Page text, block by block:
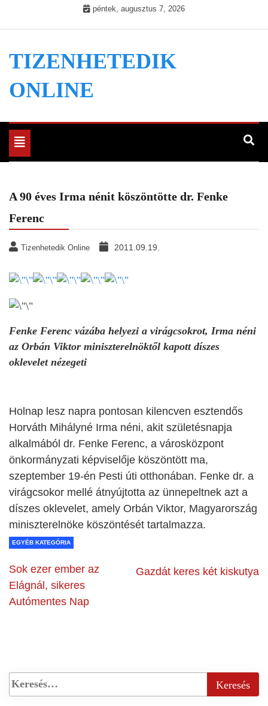
péntek, augusztus 7, 2026
TIZENHETEDIK
ONLINE
Toggle
navigation
A 90 éves Irma nénit köszöntötte dr. Fenke
Ferenc
Tizenhetedik Online 2011.09.19.
Fenke Ferenc vázába helyezi a virágcsokrot, Irma néni
az Orbán Viktor miniszterelnöktől kapott díszes
oklevelet nézegeti
Holnap lesz napra pontosan kilencven esztendős
Horváth Mihályné Irma néni, akit születésnapja
alkalmából dr. Fenke Ferenc, a városközpont
önkormányzati képviselője köszöntött ma,
szeptember 19-én Pesti úti otthonában. Fenke dr. a
virágcsokor mellé átnyújtotta az ünnepeltnek azt a
díszes oklevelet, amely Orbán Viktor, Magyarország
miniszterelnöke köszöntését tartalmazza.
EGYÉB KATEGÓRIA
Sok ezer ember az
Elágnál, sikeres
Autómentes Nap
Gazdát keres két kiskutya